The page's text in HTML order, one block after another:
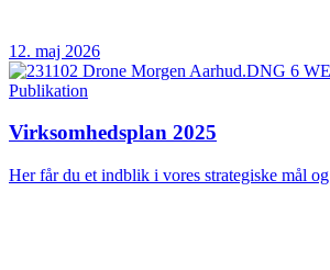
12. maj 2026
Publikation
Virksomhedsplan 2025
Her får du et indblik i vores strategiske mål